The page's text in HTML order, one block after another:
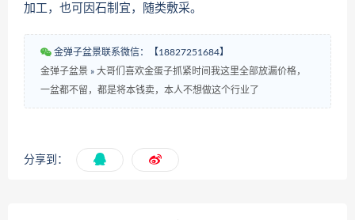
加工，也可因石制宜，随类敷采。
金弹子盆景联系微信：【18827251684】
金弹子盆景 » 大哥们喜欢金蛋子抓紧时间我这里全部放漏价格，
一盆都不留，都是将本钱卖，本人不想做这个行业了
分享到：